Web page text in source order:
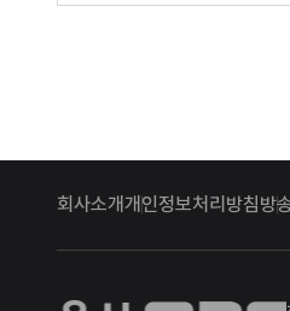
회사소개개인정보처리방침방